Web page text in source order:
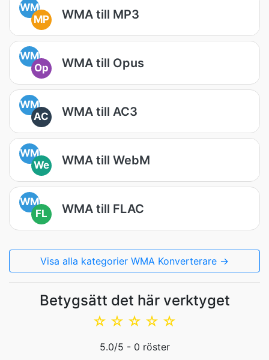
WM
MP
WMA till MP3
WM
Op
WMA till Opus
WM
AC
WMA till AC3
WM
We
WMA till WebM
WM
FL
WMA till FLAC
Visa alla kategorier WMA Konverterare →
Betygsätt det här verktyget
☆
☆
☆
☆
☆
5.0/5 - 0 röster